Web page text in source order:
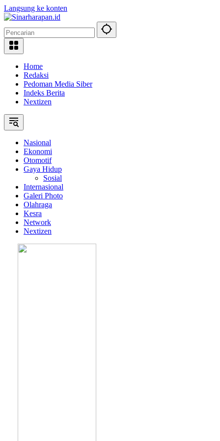
Langsung ke konten
Home
Redaksi
Pedoman Media Siber
Indeks Berita
Nextizen
Nasional
Ekonomi
Otomotif
Gaya Hidup
Sosial
Internasional
Galeri Photo
Olahraga
Kesra
Network
Nextizen